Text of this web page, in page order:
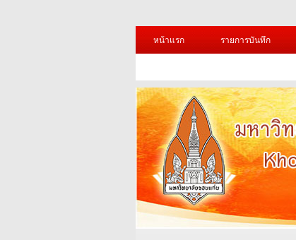
หน้าแรก
รายการบันทึก